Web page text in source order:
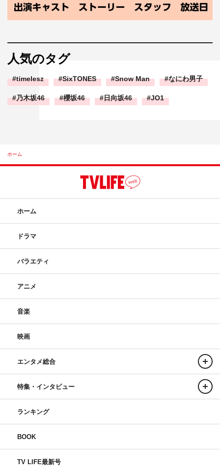
人気のタグ
timelesz SixTONES Snow Man なにわ男子
乃木坂46 櫻坂46 日向坂46 JO1
ホーム
ホーム
ドラマ
バラエティ
アニメ
音楽
映画
エンタメ総合
特集・インタビュー
ランキング
BOOK
TV LIFE最新号